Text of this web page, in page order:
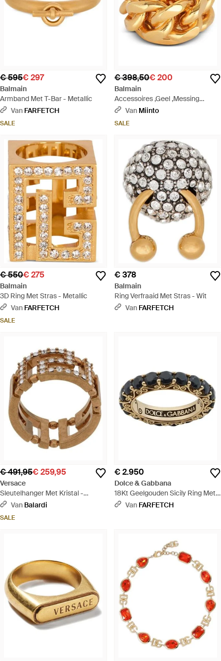
€ 595€ 297
Balmain
Armband Met T-Bar - Metallic
Van FARFETCH
SALE
€ 398,50€ 200
Balmain
Accessoires ,Geel ,Messing
Ketting Ring - Metallic
Van Miinto
SALE
€ 550€ 275
Balmain
3D Ring Met Stras - Metallic
Van FARFETCH
SALE
€ 378
Balmain
Ring Verfraaid Met Stras - Wit
Van FARFETCH
€ 491,95€ 259,95
Versace
Sleutelhanger Met Kristal -
Metallic
Van Balardi
SALE
€ 2.950
Dolce & Gabbana
18Kt Geelgouden Sicily Ring Met
Saffier - Metallic
Van FARFETCH